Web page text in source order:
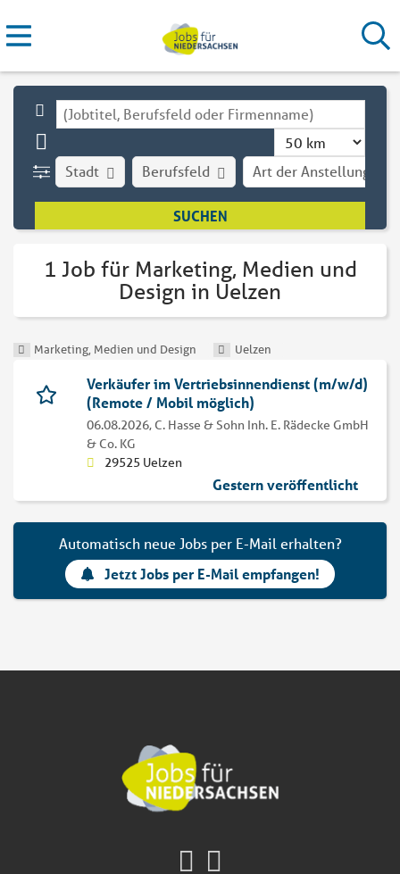
Stadt Art der Anstellung
Berufsfeld
1 Job für Marketing, Medien und
Design in Uelzen
Marketing, Medien und Design Uelzen
Verkäufer im Vertriebsinnendienst (m/w/d)
(Remote / Mobil möglich)
06.08.2026, C. Hasse & Sohn Inh. E. Rädecke GmbH
& Co. KG
29525 Uelzen
Gestern veröffentlicht
Automatisch neue Jobs per E-Mail erhalten?
Jetzt Jobs per E-Mail empfangen!